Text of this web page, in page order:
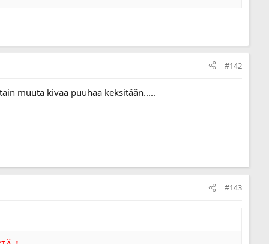
#142
muuta kivaa puuhaa keksitään.....
#143